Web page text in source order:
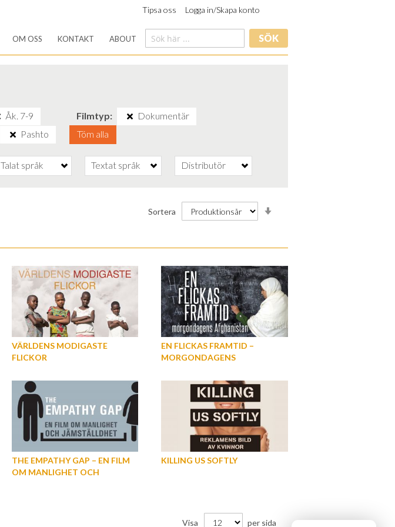
Tipsa oss Logga in/Skapa konto
OM OSS KONTAKT ABOUT SÖK
Åk. 7-9 Filmtyp
Dokumentär
Pashto Töm alla
Talat språk Textat språk Distributör
Sortera
VÄRLDENS MODIGASTE
FLICKOR
EN FLICKAS FRAMTID –
MORGONDAGENS
THE EMPATHY GAP – EN FILM
OM MANLIGHET OCH
KILLING US SOFTLY
Visa per sida